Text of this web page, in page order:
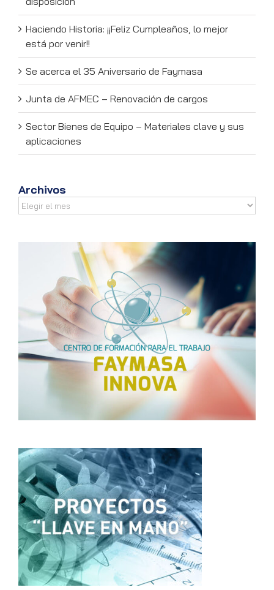
Haciendo Historia: ¡¡Feliz Cumpleaños, lo mejor
está por venir!!
Se acerca el 35 Aniversario de Faymasa
Junta de AFMEC – Renovación de cargos
Sector Bienes de Equipo – Materiales clave y sus
aplicaciones
Archivos
Archivos